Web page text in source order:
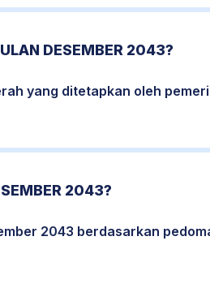
DESEMBER 2043?
yang ditetapkan oleh
2043?
2043 berdasarkan